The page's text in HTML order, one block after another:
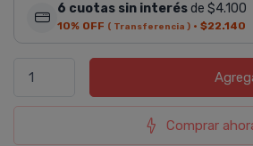
6 cuotas sin interésde $4.100
10% OFF ( Transferencia ) · $22.140
Comprar